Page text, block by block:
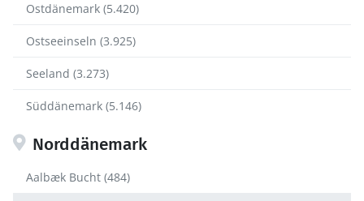
Ostdänemark (5.420)
Ostseeinseln (3.925)
Seeland (3.273)
Süddänemark (5.146)
Norddänemark
Aalbæk Bucht (484)